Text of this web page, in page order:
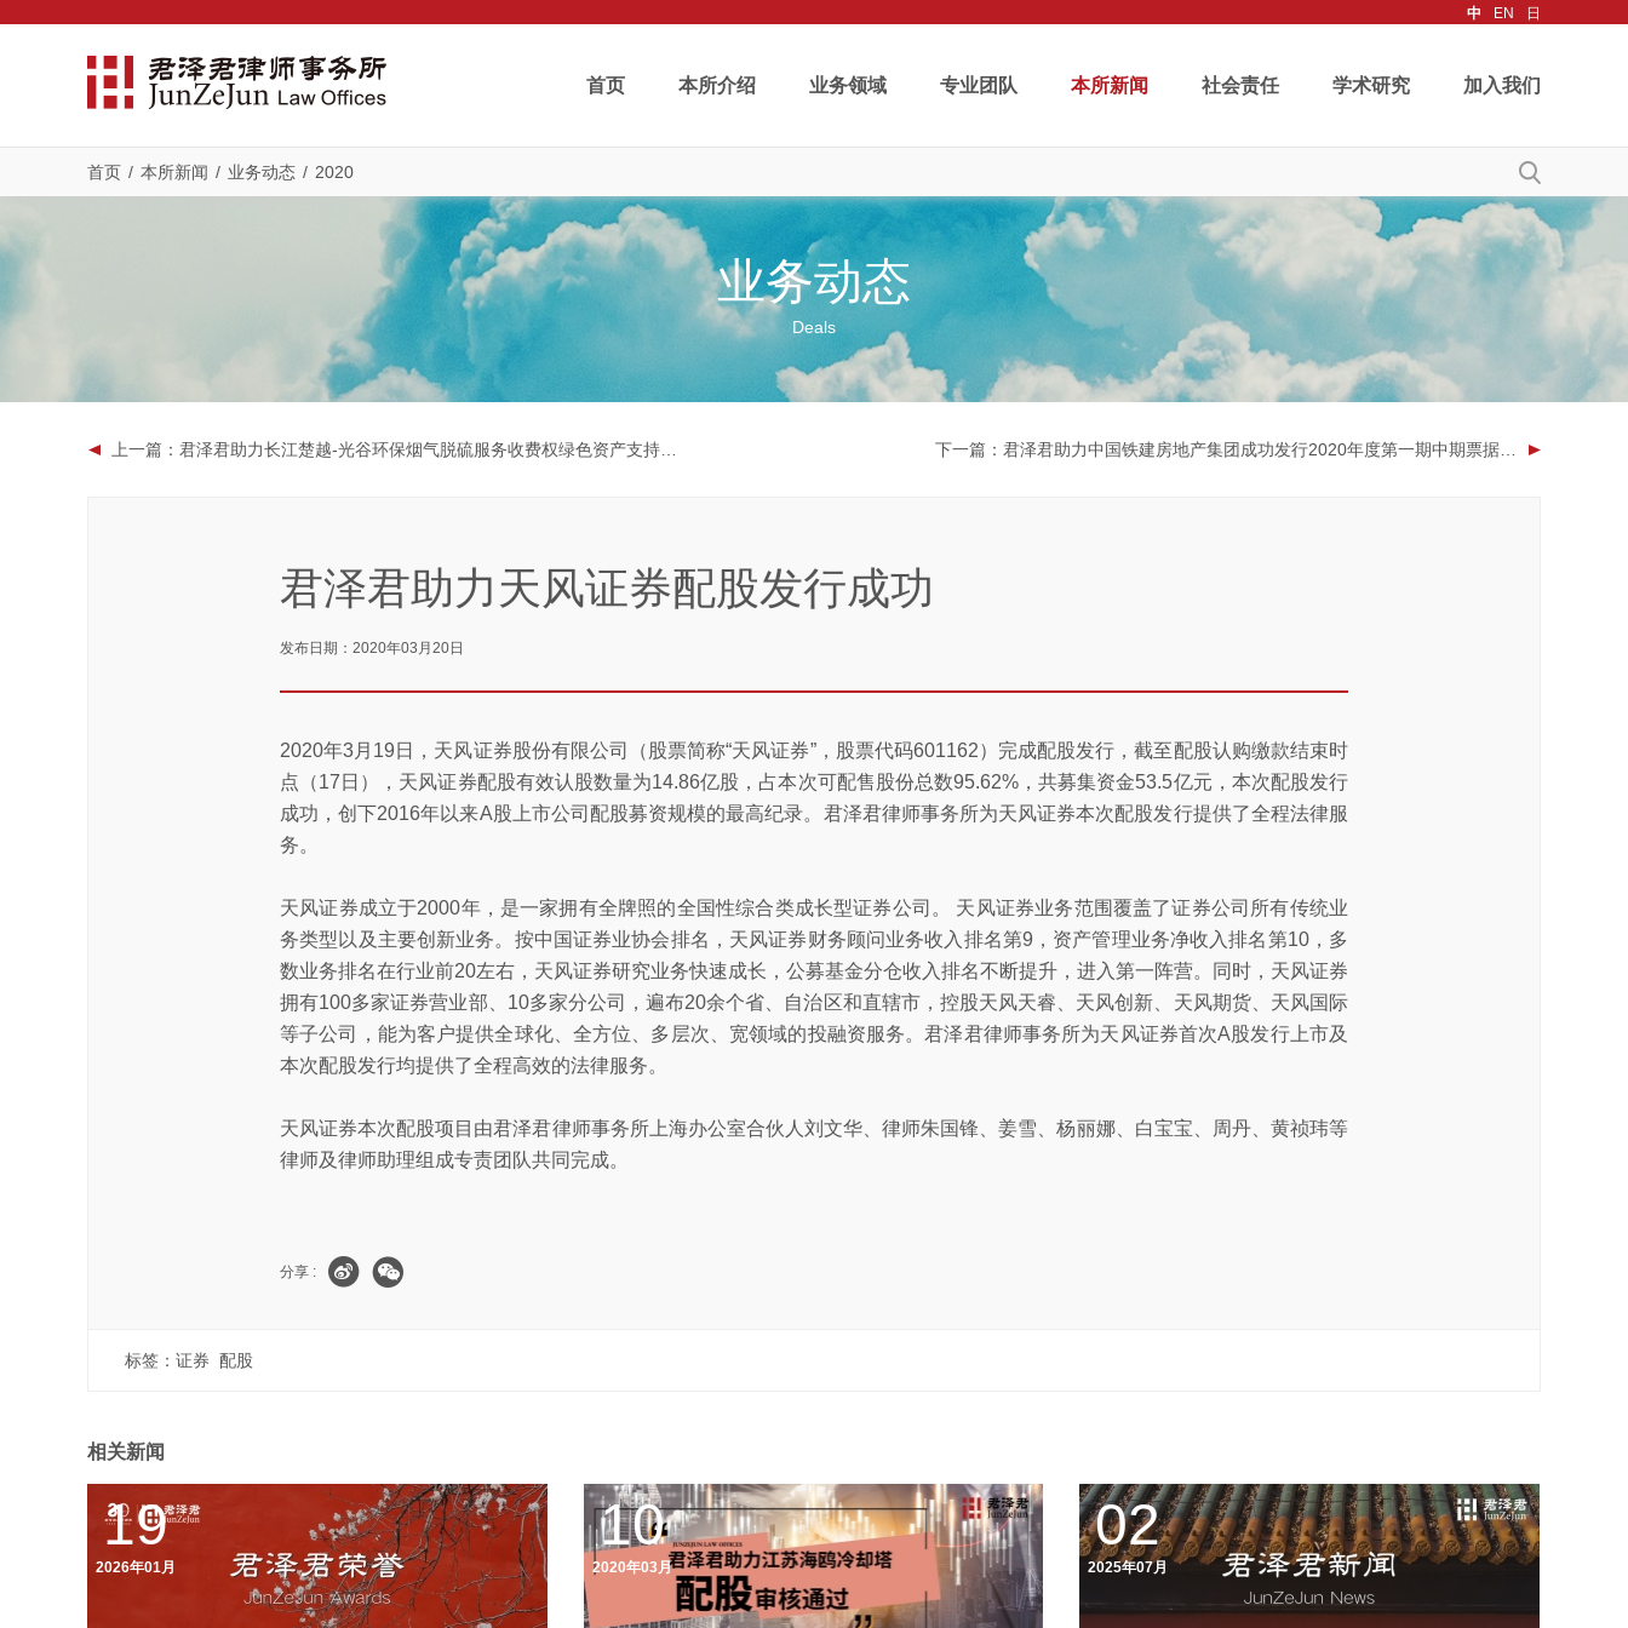
中 EN 日
首页 本所介绍 业务领域 专业团队 本所新闻 社会责任 学术研究 加入我们
首页 / 本所新闻 / 业务动态 / 2020
业务动态
Deals
上一篇 ：君泽君助力长江楚越-光谷环保烟气脱硫服务收费权绿色资产支持专项计划（疫情防控ABS）成功发行 下一篇 ：君泽君助力中国铁建房地产集团成功发行2020年度第一期中期票据和2020年度第一期短期融资券
君泽君助力天风证券配股发行成功
发布日期：2020年03月20日
2020年3月19日，天风证券股份有限公司（股票简称“天风证券”，股票代码601162）完成配股发行，截至配股认购缴款结束时
点（17日），天风证券配股有效认股数量为14.86亿股，占本次可配售股份总数95.62%，共募集资金53.5亿元，本次配股发行
成功，创下2016年以来A股上市公司配股募资规模的最高纪录。君泽君律师事务所为天风证券本次配股发行提供了全程法律服
务。
天风证券成立于2000年，是一家拥有全牌照的全国性综合类成长型证券公司。 天风证券业务范围覆盖了证券公司所有传统业
务类型以及主要创新业务。按中国证券业协会排名，天风证券财务顾问业务收入排名第9，资产管理业务净收入排名第10，多
数业务排名在行业前20左右，天风证券研究业务快速成长，公募基金分仓收入排名不断提升，进入第一阵营。同时，天风证券
拥有100多家证券营业部、10多家分公司，遍布20余个省、自治区和直辖市，控股天风天睿、天风创新、天风期货、天风国际
等子公司，能为客户提供全球化、全方位、多层次、宽领域的投融资服务。君泽君律师事务所为天风证券首次A股发行上市及
本次配股发行均提供了全程高效的法律服务。
天风证券本次配股项目由君泽君律师事务所上海办公室合伙人刘文华、律师朱国锋、姜雪、杨丽娜、白宝宝、周丹、黄祯玮等
律师及律师助理组成专责团队共同完成。
分享 :
标签： 证券 配股
相关新闻
19
2026年01月
10
2020年03月
02
2025年07月